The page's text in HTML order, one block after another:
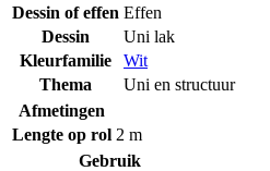
Dessin of effen Effen
Dessin
Uni lak
Kleurfamilie
Wit
Thema
Uni en structuur
Afmetingen
Lengte op rol 2 m
Gebruik